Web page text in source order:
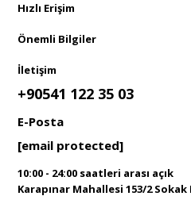
Hızlı Erişim
Önemli Bilgiler
İletişim
+90541 122 35 03
E-Posta
[email protected]
10:00 - 24:00 saatleri arası açık
Karapınar Mahallesi 153/2 Sokak